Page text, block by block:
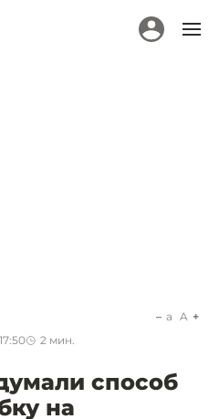
2 мин.
a A
способ
на